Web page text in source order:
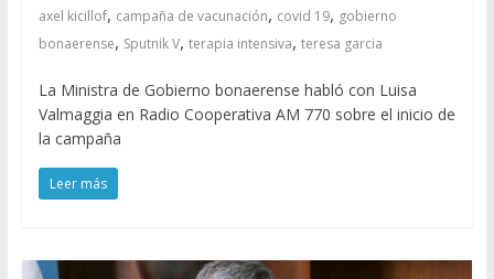
axel kicillof, campaña de vacunación, covid 19, gobierno
bonaerense, Sputnik V, terapia intensiva, teresa garcia
La Ministra de Gobierno bonaerense habló con Luisa
Valmaggia en Radio Cooperativa AM 770 sobre el inicio de
la campaña
Leer más